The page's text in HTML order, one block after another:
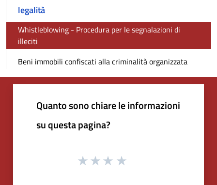
legalità
Whistleblowing - Procedura per le segnalazioni di
illeciti
Beni immobili confiscati alla criminalità organizzata
Quanto sono chiare le informazioni
su questa pagina?